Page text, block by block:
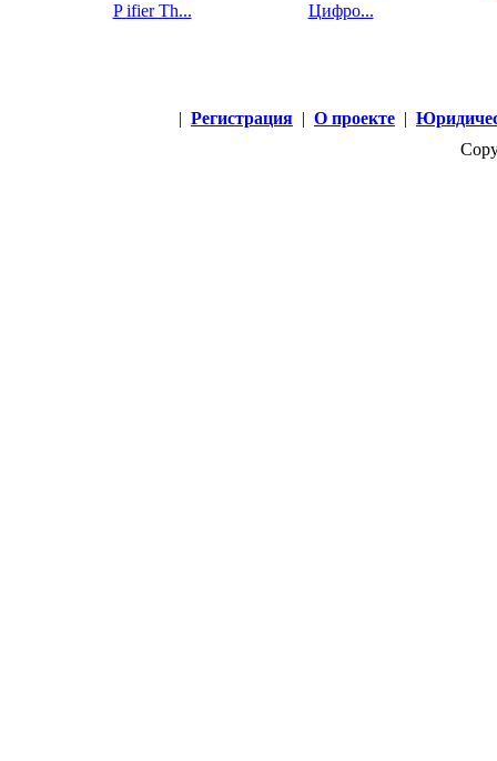
P ifier Th... Цифро...
| Регистрация | О проекте |